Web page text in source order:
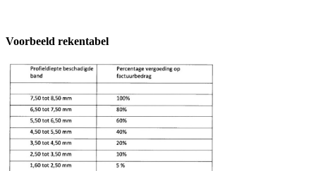
Voorbeeld rekentabel